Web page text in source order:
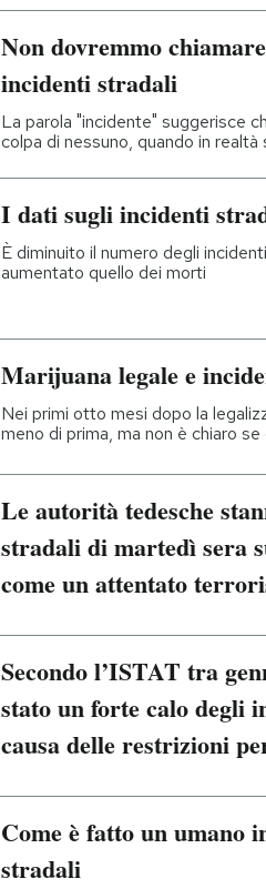
Non dovremmo
incidenti stradali
La parola "incidente" suggerisce
colpa di nessuno, quando in
I dati sugli incidenti
È diminuito il numero degli
aumentato quello dei morti
Marijuana legale e
Nei primi otto mesi dopo la
meno di prima, ma non è chiaro se
Le autorità tedesche
stradali di martedì sera
come un attentato
Secondo l’ISTAT tra
stato un forte calo degli
causa delle restrizioni
Come è fatto un umano
stradali